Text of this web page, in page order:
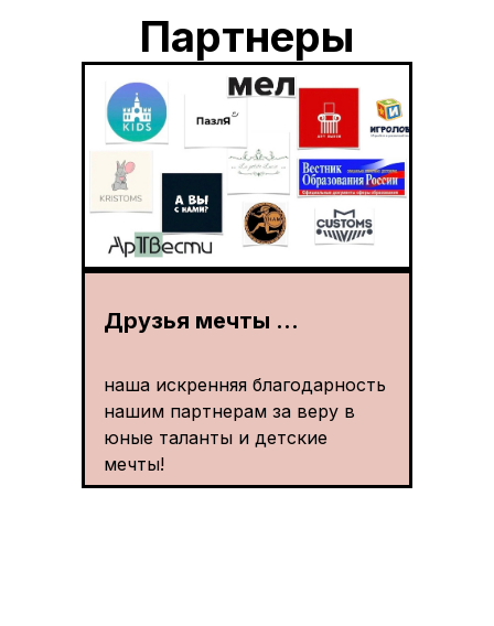
Партнеры
наша искренняя благодарность
нашим партнерам за веру в
юные таланты и детские
мечты!
Друзья мечты ...